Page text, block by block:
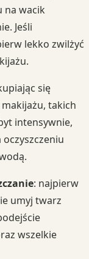
na wacik
Jeśli
lekko zwilżyć
się
takich
intensywnie,
: najpierw
umyj twarz
wszelkie